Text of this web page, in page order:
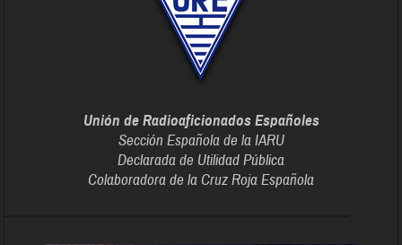
Unión de Radioaficionados Españoles
Sección Española de la IARU
Declarada de Utilidad Pública
Colaboradora de la Cruz Roja Española